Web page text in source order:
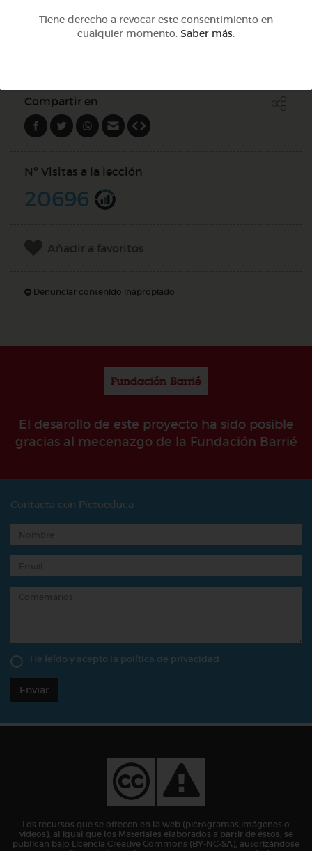
Compartir en
Nº Visitas a la lección
20696
Añadir a favoritos
Denunciar contenido inapropiado
El desarollo de este proyecto ha sido posible
gracias al mecenazgo de la Fundación Barrié
Contacta con Pictoeduca
He leído y acepto la política de privacidad
Enviar
Los recursos que se ofrecen en la web (pictogramas,imágenes o
vídeos), al igual que los Materiales elaborados a partir de éstos, se
publican bajo Licencia Creative Commons (BY-NC-SA), autorizándose
Tiene derecho a revocar este consentimiento en
cualquier momento. Saber más.